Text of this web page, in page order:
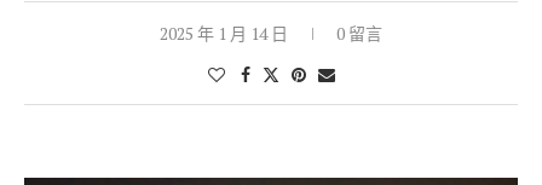
2025 年 1 月 14 日 0 留言